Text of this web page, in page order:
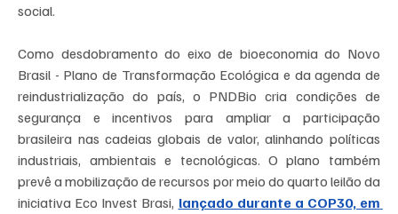
social.
Como desdobramento do eixo de bioeconomia do Novo
Brasil - Plano de Transformação Ecológica e da agenda de
reindustrialização do país, o PNDBio cria condições de
segurança e incentivos para ampliar a participação
brasileira nas cadeias globais de valor, alinhando políticas
industriais, ambientais e tecnológicas. O plano também
prevê a mobilização de recursos por meio do quarto leilão da
iniciativa Eco Invest Brasi, lançado durante a COP30, em